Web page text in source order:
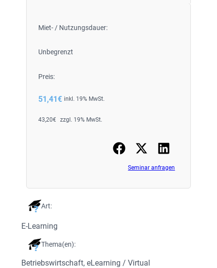
Miet- / Nutzungsdauer:
Unbegrenzt
Preis:
51,41€ inkl. 19% MwSt.
43,20€ zzgl. 19% MwSt.
Seminar anfragen
Art:
E-Learning
Thema(en):
Betriebswirtschaft, eLearning / Virtual